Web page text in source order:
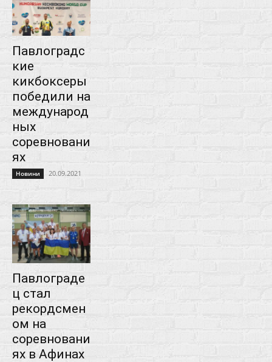
Павлоградс
кие
кикбоксеры
победили на
международ
ных
соревновани
ях
Новини 20.09.2021
Павлограде
ц стал
рекордсмен
ом на
соревновани
ях в Афинах